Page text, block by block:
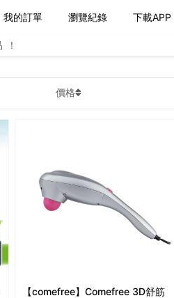
我的訂單 瀏覽紀錄 下載APP
價格
【comefree】Comefree 3D舒筋